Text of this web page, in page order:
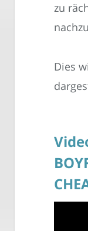
zu
Dies